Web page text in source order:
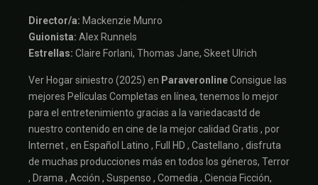
Director/a: Mackenzie Munro
Guionista: Alex Runnels
Estrellas: Claire Forlani, Thomas Jane, Skeet Ulrich
Ver Hogar siniestro (2025) en ParaveronlineConsigue las
mejores Películas Completas en línea, tenemos lo mejor
para el entretenimiento gracias a la variedacastd de
nuestro contenido en cine de la mejor calidad Gratis , por
Internet , en Español Latino , Full HD , Castellano , disfruta
de muchas producciones más en todos los géneros, Terror
, Drama , Acción , Suspenso , Comedia , Ciencia Ficción,